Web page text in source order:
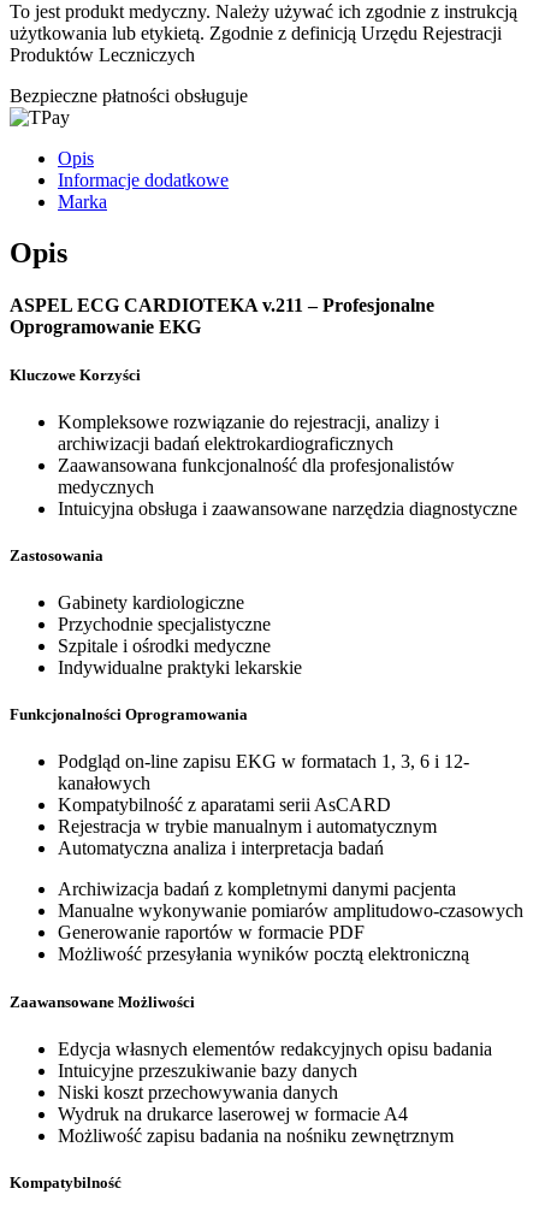
To jest produkt medyczny. Należy używać ich zgodnie z instrukcją
użytkowania lub etykietą. Zgodnie z definicją Urzędu Rejestracji
Produktów Leczniczych
Bezpieczne płatności obsługuje
Opis
Informacje dodatkowe
Marka
Opis
ASPEL ECG CARDIOTEKA v.211 – Profesjonalne
Oprogramowanie EKG
Kluczowe Korzyści
Kompleksowe rozwiązanie do rejestracji, analizy i
archiwizacji badań elektrokardiograficznych
Zaawansowana funkcjonalność dla profesjonalistów
medycznych
Intuicyjna obsługa i zaawansowane narzędzia diagnostyczne
Zastosowania
Gabinety kardiologiczne
Przychodnie specjalistyczne
Szpitale i ośrodki medyczne
Indywidualne praktyki lekarskie
Funkcjonalności Oprogramowania
Podgląd on-line zapisu EKG w formatach 1, 3, 6 i 12-
kanałowych
Kompatybilność z aparatami serii AsCARD
Rejestracja w trybie manualnym i automatycznym
Automatyczna analiza i interpretacja badań
Archiwizacja badań z kompletnymi danymi pacjenta
Manualne wykonywanie pomiarów amplitudowo-czasowych
Generowanie raportów w formacie PDF
Możliwość przesyłania wyników pocztą elektroniczną
Zaawansowane Możliwości
Edycja własnych elementów redakcyjnych opisu badania
Intuicyjne przeszukiwanie bazy danych
Niski koszt przechowywania danych
Wydruk na drukarce laserowej w formacie A4
Możliwość zapisu badania na nośniku zewnętrznym
Kompatybilność